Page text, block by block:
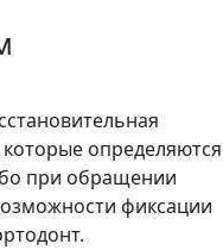
определяются
при обращении
фиксации